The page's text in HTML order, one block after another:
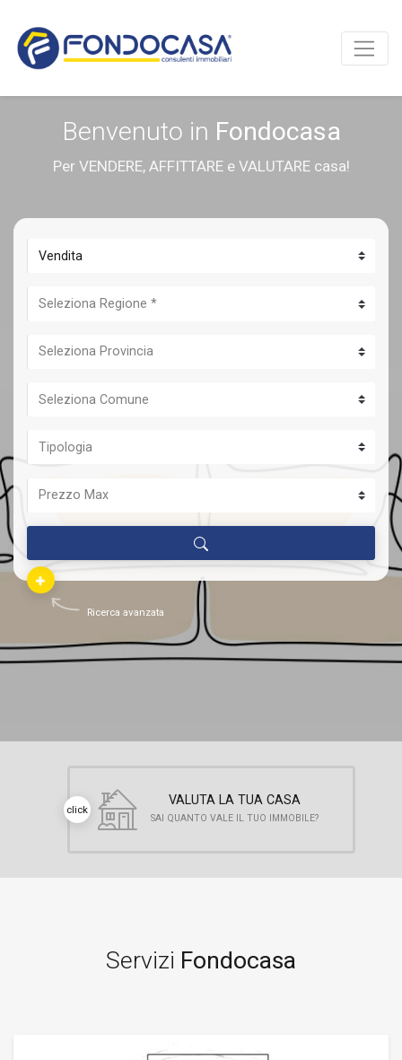
Benvenuto in Fondocasa
Per VENDERE, AFFITTARE e VALUTARE casa!
Ricerca avanzata
click
VALUTA LA TUA CASA
SAI QUANTO VALE IL TUO IMMOBILE?
Servizi Fondocasa